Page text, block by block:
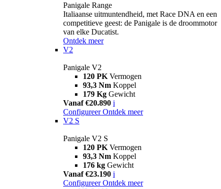
Panigale Range
Italiaanse uitmuntendheid, met Race DNA en een
competitieve geest: de Panigale is de droommotor
van elke Ducatist.
Ontdek meer
V2
Panigale V2
120 PK Vermogen
93,3 Nm Koppel
179 Kg Gewicht
Vanaf €20.890 i
Configureer Ontdek meer
V2 S
Panigale V2 S
120 PK Vermogen
93,3 Nm Koppel
176 kg Gewicht
Vanaf €23.190 i
Configureer Ontdek meer